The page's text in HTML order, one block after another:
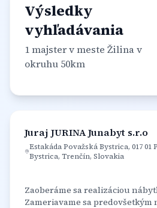
Montážnik
Murár
Pokrývač
Sťahovák
Zámočník
Zahradník
Výsledky
vyhľadávania
1 majsterv meste Žilinav
okruhu 50km
Juraj JURINA Junabyt s.r.o
Estakáda Považská Bystrica, 017 01
Bystrica, Trenčín, Slovakia
Zaoberáme sa realizáciou
Zameriavame sa